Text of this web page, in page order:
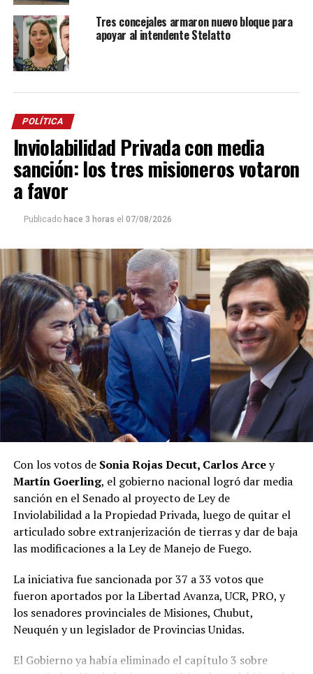
Tres concejales armaron nuevo bloque para
apoyar al intendente Stelatto
POLÍTICA
Inviolabilidad Privada con media
sanción: los tres misioneros votaron
a favor
Publicado hace 3 horas el 07/08/2026
Con los votos de Sonia Rojas Decut, Carlos Arcey
Martín Goerling, el gobierno nacional logró dar media
sanción en el Senado al proyecto de Ley de
Inviolabilidad a la Propiedad Privada, luego de quitar el
articulado sobre extranjerización de tierras y dar de baja
las modificaciones a la Ley de Manejo de Fuego.
La iniciativa fue sancionada por 37 a 33 votos que
fueron aportados por la Libertad Avanza, UCR, PRO, y
los senadores provinciales de Misiones, Chubut,
Neuquén y un legislador de Provincias Unidas.
El Gobierno ya había eliminado el capítulo 3 sobre